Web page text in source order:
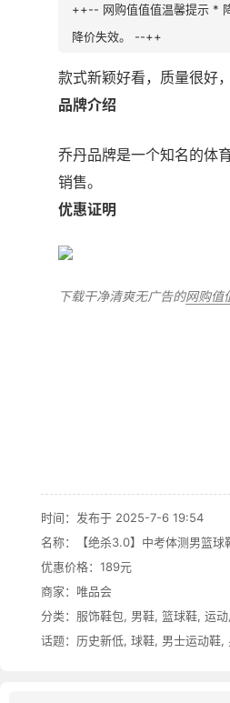
++-- 网购值值值温馨提示 *
降价失效。 --++
款式新颖好看，质量很好
品牌介绍
乔丹品牌是一个知名的体
销售。
优惠证明
下载干净清爽无广告的网购值
时间：发布于 2025-7-6 19:54
名称：
【绝杀3.0】中考体测男篮
优惠价格： 189元
商家： 唯品会
分类： 服饰鞋包, 男鞋, 篮球鞋, 运
话题： 历史新低, 球鞋, 男士运动鞋,